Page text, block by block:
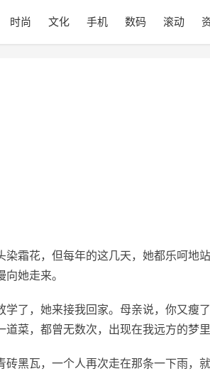
时尚 文化 手机 数码 滚动
霜花，但每年的这几天，她都乐呵地
她走来。
了，她来接我回家。母亲说，你又瘦
菜，都曾无数次，出现在我远方的梦里
黑瓦，一个人再次走在那条一下雨，